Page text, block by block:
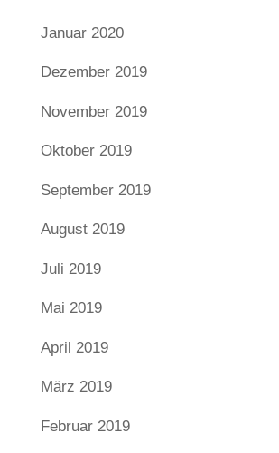
Januar 2020
Dezember 2019
November 2019
Oktober 2019
September 2019
August 2019
Juli 2019
Mai 2019
April 2019
März 2019
Februar 2019